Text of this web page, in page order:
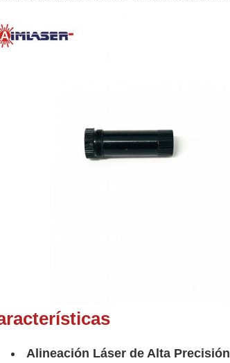
Alineación Láser de Alta Precisión